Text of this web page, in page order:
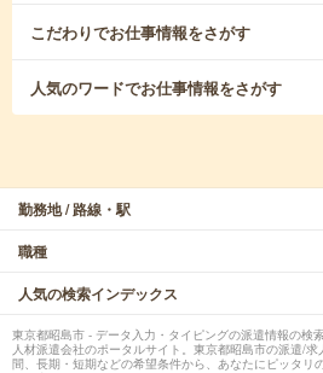
こだわりでお仕事情報をさがす
人気のワードでお仕事情報をさがす
勤務地 / 路線・駅
職種
人気の検索インデックス
東京都昭島市 - データ入力・タイピングの派遣情報の検
人材派遣会社のポータルサイト。東京都昭島市の派遣/
間、長期・短期などの希望条件から、あなたにピッタリ